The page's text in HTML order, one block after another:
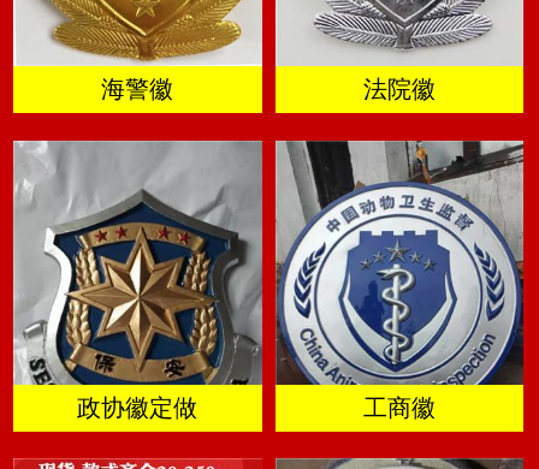
海警徽 法院徽
政协徽定做 工商徽